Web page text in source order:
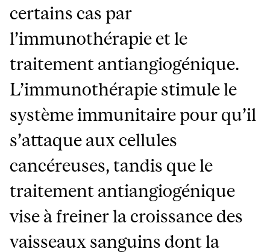
certains cas par
l’immunothérapie et le
traitement antiangiogénique.
L’immunothérapie stimule le
système immunitaire pour qu’il
s’attaque aux cellules
cancéreuses, tandis que le
traitement antiangiogénique
vise à freiner la croissance des
vaisseaux sanguins dont la